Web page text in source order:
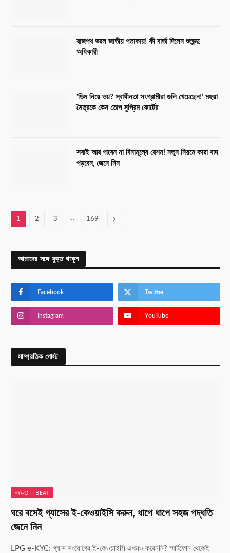
রাজপথ ভরল জাতীয় পতাকায়! কী বার্তা দিলেন শুভেন্দু
অধিকারী
‘ডিম নিয়ে ভয়? স্বাধীনতা সংগ্রামীরা গুলি খেয়েছেন!’ মহুয়া
মৈত্রকে কেন তোপ সুপ্রিম কোর্টের
সবাই আর পাবেন না বিনামূল্যে রেশন! নতুন নিয়মে কারা বাদ
পড়বেন, জেনে নিন
1 2 3 … 169 Next
আমাদের সঙ্গে যুক্ত থাকুন
Facebook Twitter
Instagram YouTube
সাম্প্রতিক পোস্ট
খবর-OFFBEAT
ঘরে বসেই গ্যাসের ই-কেওয়াইসি করুন, ধাপে ধাপে সহজ পদ্ধতি
জেনে নিন
LPG e-KYC: গ্যাস সংযোগের ই-কেওয়াইসি এখনও করেননি? স্মার্টফোন থেকেই